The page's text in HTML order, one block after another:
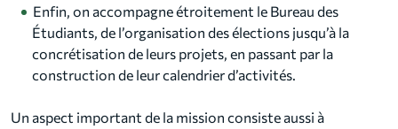
Enfin, on accompagne étroitement le Bureau des
Étudiants, de l’organisation des élections jusqu’à la
concrétisation de leurs projets, en passant par la
construction de leur calendrier d’activités.
Un aspect important de la mission consiste aussi à